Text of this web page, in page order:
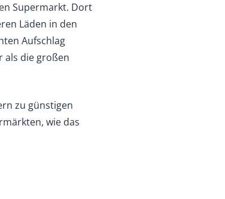
Supermarkt. Dort
Läden in den
Aufschlag
als die großen
zu günstigen
wie das